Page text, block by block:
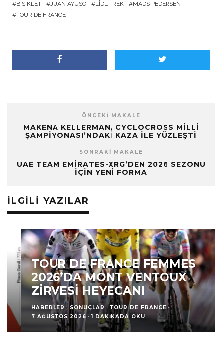
BISIKLET JUAN AYUSO LIDL-TREK
MADS PEDERSEN
TOUR DE FRANCE
ÖNCEKI MAKALE
MAKENA KELLERMAN, CYCLOCROSS MILLI
ŞAMPIYONASI’NDAKI KAZA ILE YÜZLEŞTI
SONRAKI MAKALE
UAE TEAM EMIRATES-XRG’DEN 2026 SEZONU
IÇIN YENI FORMA
İLGILI YAZILAR
TOUR DE FRANCE FEMMES
2026’DA MONT VENTOUX
ZIRVESI HEYECANI
HABERLER SONUÇLAR TOUR DE FRANCE ·
7 AĞUSTOS 2026 · 1 DAKIKADA OKU